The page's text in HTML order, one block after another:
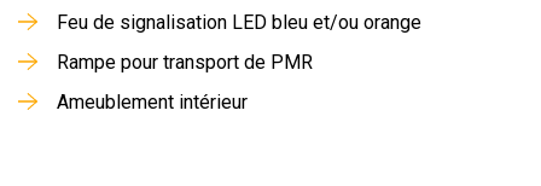
Feu de signalisation LED bleu et/ou orange
Rampe pour transport de PMR
Ameublement intérieur